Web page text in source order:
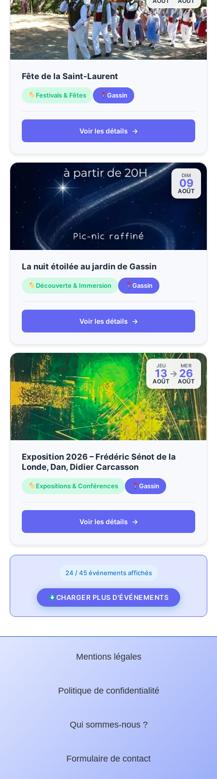
Fête de la Saint-Laurent
Festivals & Fêtes Gassin
Voir les détails →
DIM
09
AOÛT
La nuit étoilée au jardin de Gassin
Découverte & Immersion Gassin
Voir les détails →
JEU
13
AOÛT
→
MER
26
AOÛT
Exposition 2026 – Frédéric Sénot de la
Londe, Dan, Didier Carcasson
Expositions & Conférences Gassin
Voir les détails →
24 / 45 événements affichés
CHARGER PLUS D'ÉVÉNEMENTS
Mentions légales
Politique de confidentialité
Qui sommes-nous ?
Formulaire de contact